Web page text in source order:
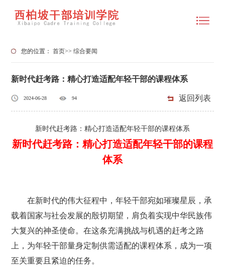
您的位置：首页>>综合要闻
新时代赶考路：精心打造适配年轻干部的课程体系
2024-06-28 94 返回列表
新时代赶考路：精心打造适配年轻干部的课程体系
新时代赶考路：精心打造适配年轻干部的课程
体系
在新时代的伟大征程中，年轻干部宛如璀璨星辰，承
载着国家与社会发展的殷切期望，肩负着实现中华民族伟
大复兴的神圣使命。在这条充满挑战与机遇的赶考之路
上，为年轻干部量身定制供需适配的课程体系，成为一项
至关重要且紧迫的任务。